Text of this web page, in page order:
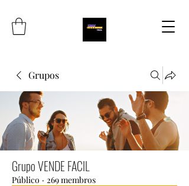
Grupos
Grupo VENDE FACIL
Público · 269 membros